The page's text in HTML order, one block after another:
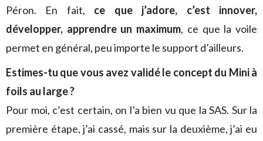
Péron. En fait, ce que j’adore, c’est innover,
développer, apprendre un maximum, ce que la voile
permet en général, peu importe le support d’ailleurs.
Estimes-tu que vous avez validé le concept du Mini à
foils au large ?
Pour moi, c’est certain, on l’a bien vu que la SAS. Sur la
première étape, j’ai cassé, mais sur la deuxième, j’ai eu